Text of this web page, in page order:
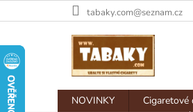
na
tabaky.com@seznam.cz
NOVINKY